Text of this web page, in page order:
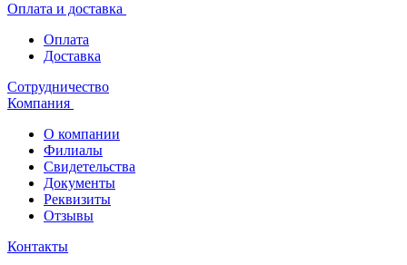
Оплата и доставка
Оплата
Доставка
Сотрудничество
Компания
О компании
Филиалы
Свидетельства
Документы
Реквизиты
Отзывы
Контакты